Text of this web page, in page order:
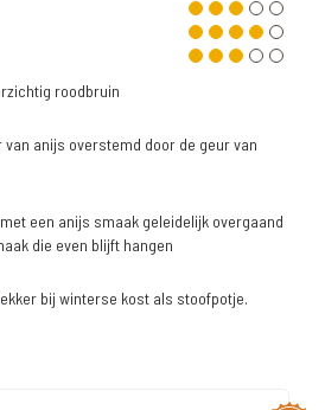
roodbruin
van anijs overstemd door de geur van
een anijs smaak geleidelijk overgaand
die even blijft hangen
bij winterse kost als stoofpotje.